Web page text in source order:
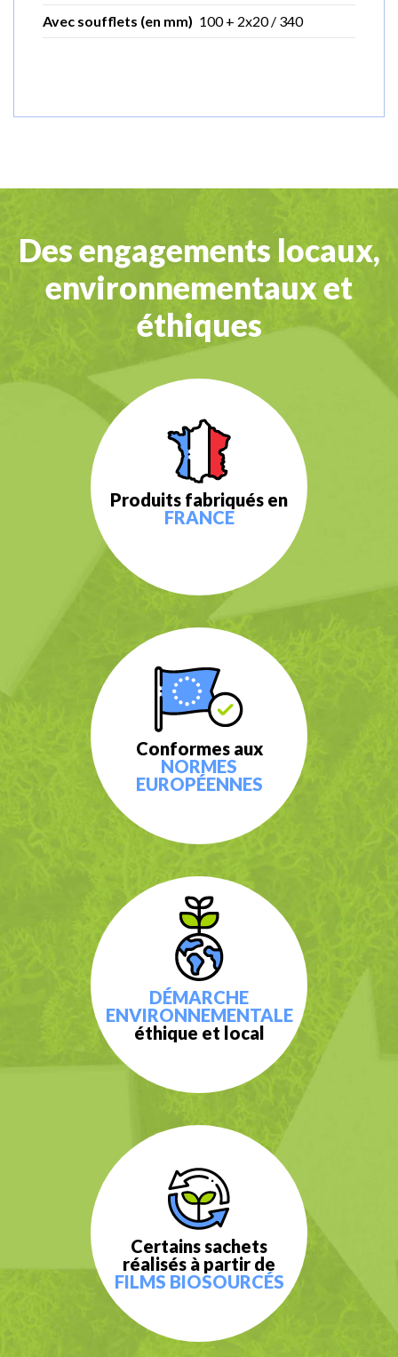
Avec soufflets (en mm) 100 + 2x20 / 340
Des engagements locaux,
environnementaux et
éthiques
Produits fabriqués en
FRANCE
Conformes aux
NORMES
EUROPÉENNES
DÉMARCHE
ENVIRONNEMENTALE
éthique et local
Certains sachets
réalisés à partir de
FILMS BIOSOURCÉS